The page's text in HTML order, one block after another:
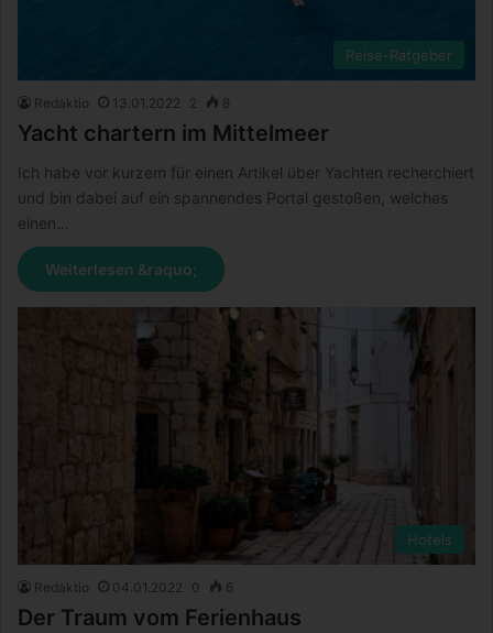
Reise-Ratgeber
Redaktio 13.01.2022 2 8
Yacht chartern im Mittelmeer
Ich habe vor kurzem für einen Artikel über Yachten recherchiert
und bin dabei auf ein spannendes Portal gestoßen, welches
einen…
Weiterlesen &raquo;
Hotels
Redaktio 04.01.2022 0 6
Der Traum vom Ferienhaus